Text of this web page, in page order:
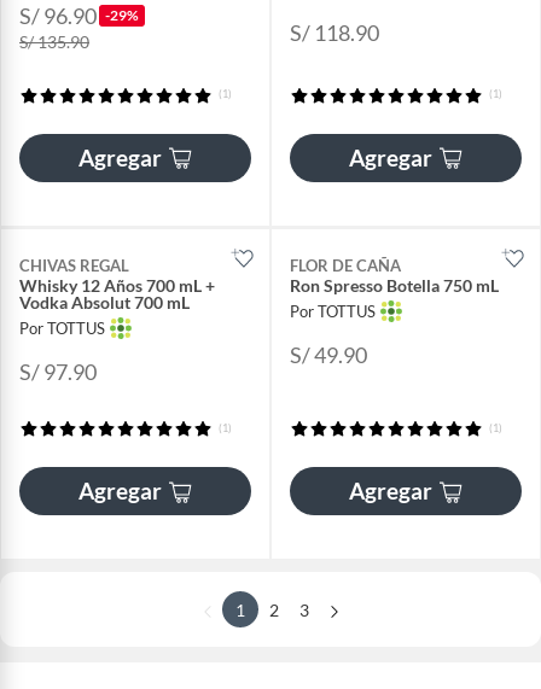
S/ 96.90 -29%
S/ 135.90
(1)
Agregar
S/ 118.90
(1)
Agregar
CHIVAS REGAL
Whisky 12 Años 700 mL +
Vodka Absolut 700 mL
Por TOTTUS
S/ 97.90
(1)
Agregar
FLOR DE CAÑA
Ron Spresso Botella 750 mL
Por TOTTUS
S/ 49.90
(1)
Agregar
1 2 3